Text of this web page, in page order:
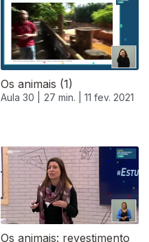
Os animais (1)
Aula 30 | 27 min. | 11 fev. 2021
Os animais: revestimento